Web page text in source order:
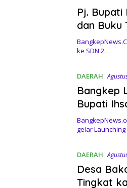
Pj. Bupati
dan Buku
ke SDN 2…
DAERAH
Bangkep
Bupati
gelar
DAERAH
Desa
Tingkat